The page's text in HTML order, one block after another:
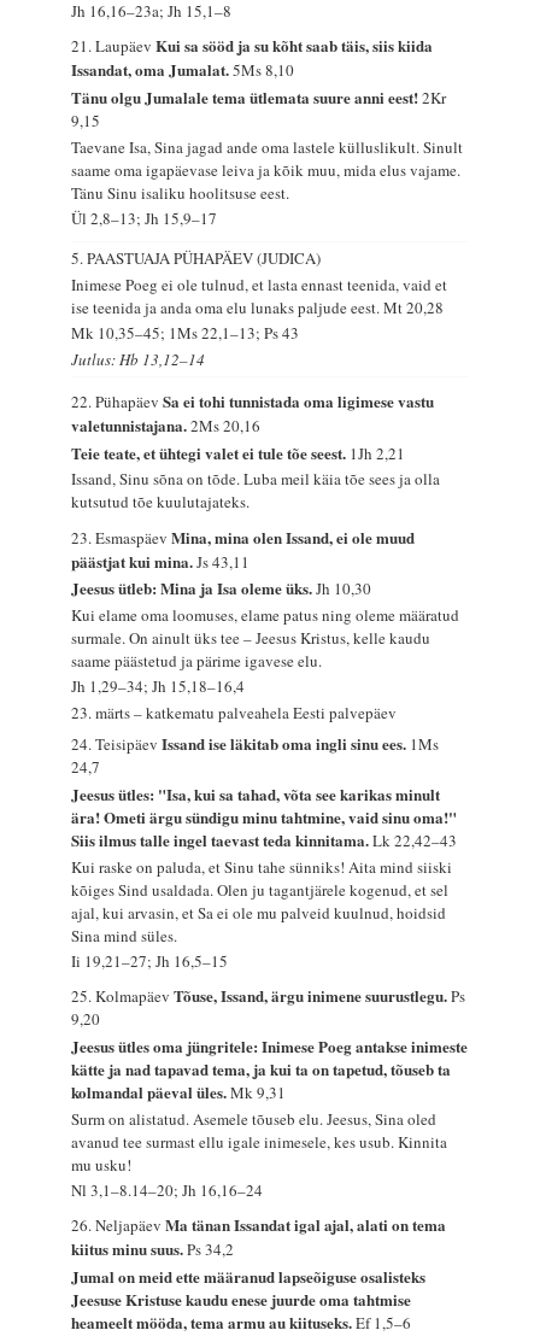
Jh 16,16–23a; Jh 15,1–8
21. LaupäevKui sa sööd ja su kõht saab täis, siis kiida
Issandat, oma Jumalat.5Ms 8,10
Tänu olgu Jumalale tema ütlemata suure anni eest!2Kr
9,15
Taevane Isa, Sina jagad ande oma lastele külluslikult. Sinult
saame oma igapäevase leiva ja kõik muu, mida elus vajame.
Tänu Sinu isaliku hoolitsuse eest.
Ül 2,8–13; Jh 15,9–17
5. PAASTUAJA PÜHAPÄEV (JUDICA)
Inimese Poeg ei ole tulnud, et lasta ennast teenida, vaid et
ise teenida ja anda oma elu lunaks paljude eest.Mt 20,28
Mk 10,35–45; 1Ms 22,1–13; Ps 43
Jutlus: Hb 13,12–14
22. PühapäevSa ei tohi tunnistada oma ligimese vastu
valetunnistajana.2Ms 20,16
Teie teate, et ühtegi valet ei tule tõe seest. 1Jh 2,21
Issand, Sinu sõna on tõde. Luba meil käia tõe sees ja olla
kutsutud tõe kuulutajateks.
23. EsmaspäevMina, mina olen Issand, ei ole muud
päästjat kui mina.Js 43,11
Jeesus ütleb: Mina ja Isa oleme üks.Jh 10,30
Kui elame oma loomuses, elame patus ning oleme määratud
surmale. On ainult üks tee – Jeesus Kristus, kelle kaudu
saame päästetud ja pärime igavese elu.
Jh 1,29–34; Jh 15,18–16,4
23. märts – katkematu palveahela Eesti palvepäev
24. TeisipäevIssand ise läkitab oma ingli sinu ees. 1Ms
24,7
Jeesus ütles: "Isa, kui sa tahad, võta see karikas minult
ära! Ometi ärgu sündigu minu tahtmine, vaid sinu oma!"
Siis ilmus talle ingel taevast teda kinnitama.Lk 22,42–43
Kui raske on paluda, et Sinu tahe sünniks! Aita mind siiski
kõiges Sind usaldada. Olen ju tagantjärele kogenud, et sel
ajal, kui arvasin, et Sa ei ole mu palveid kuulnud, hoidsid
Sina mind süles.
Ii 19,21–27; Jh 16,5–15
25. KolmapäevTõuse, Issand, ärgu inimene suurustlegu.Ps
9,20
Jeesus ütles oma jüngritele: Inimese Poeg antakse inimeste
kätte ja nad tapavad tema, ja kui ta on tapetud, tõuseb ta
kolmandal päeval üles.Mk 9,31
Surm on alistatud. Asemele tõuseb elu. Jeesus, Sina oled
avanud tee surmast ellu igale inimesele, kes usub. Kinnita
mu usku!
Nl 3,1–8.14–20; Jh 16,16–24
26. NeljapäevMa tänan Issandat igal ajal, alati on tema
kiitus minu suus.Ps 34,2
Jumal on meid ette määranud lapseõiguse osalisteks
Jeesuse Kristuse kaudu enese juurde oma tahtmise
heameelt mööda, tema armu au kiituseks.Ef 1,5–6